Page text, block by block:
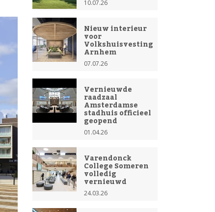
10.07.26
Nieuw interieur
voor
Volkshuisvesting
Arnhem
07.07.26
Vernieuwde
raadzaal
Amsterdamse
stadhuis officieel
geopend
01.04.26
Varendonck
College Someren
volledig
vernieuwd
24.03.26